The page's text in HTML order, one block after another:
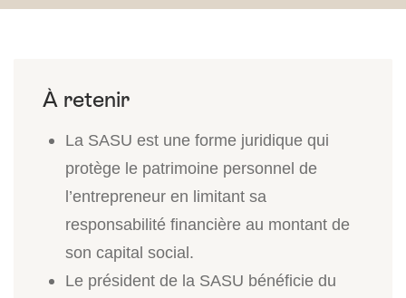
La SASU est une forme juridique qui
protège le patrimoine personnel de
l’entrepreneur en limitant sa
responsabilité financière au montant de
son capital social.
Le président de la SASU bénéficie du